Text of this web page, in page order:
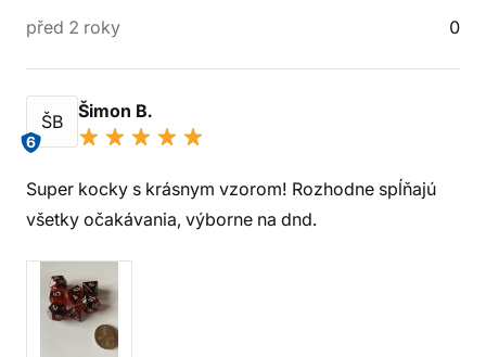
před 2 roky 0
ŠB
6
Šimon B.
Super kocky s krásnym vzorom! Rozhodne spĺňajú
všetky očakávania, výborne na dnd.